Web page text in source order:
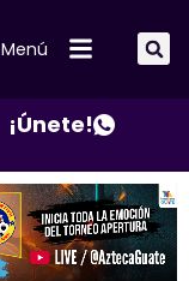
Menú
¡Únete!